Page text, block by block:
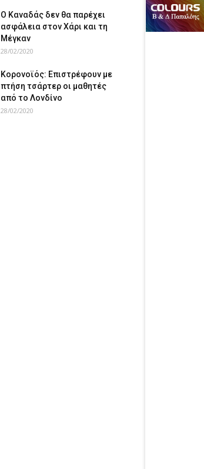
Ο Καναδάς δεν θα παρέχει
ασφάλεια στον Χάρι και τη
Μέγκαν
28/02/2020
Κορονοϊός: Επιστρέφουν με
πτήση τσάρτερ οι μαθητές
από το Λονδίνο
28/02/2020